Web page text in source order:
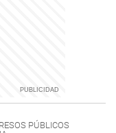
PÚBLICOS